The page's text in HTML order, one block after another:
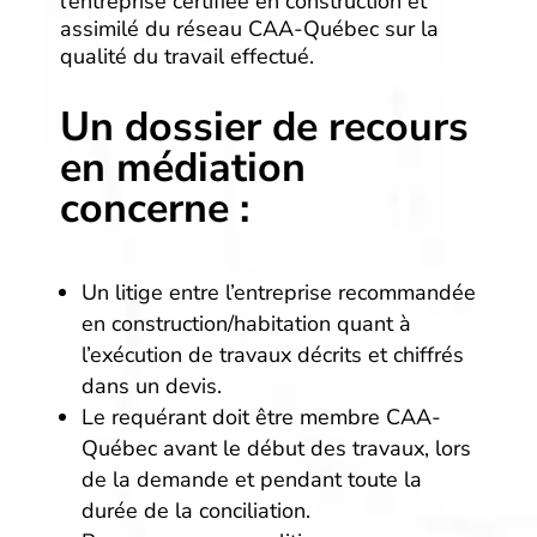
assimilé du réseau CAA-Québec sur la
qualité du travail effectué.
Un dossier de recours
en médiation
concerne :
Un litige entre l’entreprise recommandée
en construction/habitation quant à
l’exécution de travaux décrits et chiffrés
dans un devis.
Le requérant doit être membre CAA-
Québec avant le début des travaux, lors
de la demande et pendant toute la
durée de la conciliation.